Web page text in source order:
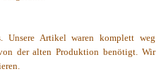
Unsere Artikel waren komplett weg
der alten Produktion benötigt. Wir